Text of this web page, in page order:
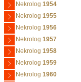
Nekrolog 1954
Nekrolog 1955
Nekrolog 1956
Nekrolog 1957
Nekrolog 1958
Nekrolog 1959
Nekrolog 1960